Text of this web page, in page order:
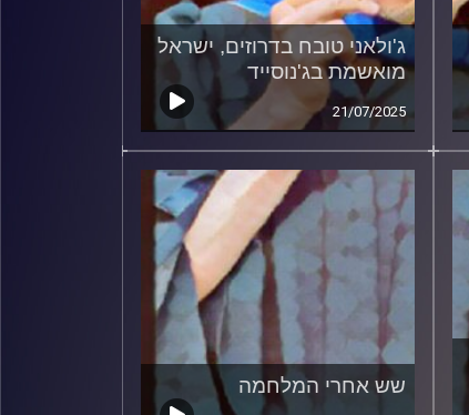
ג'ולאני טובח בדרוזים, ישראל
מואשמת בג'נוסייד
21/07/2025
שש אחרי המלחמה